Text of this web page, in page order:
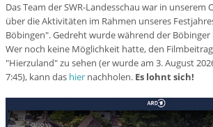
Das Team der SWR-Landesschau war in
über die Aktivitäten im Rahmen unseres
Böbingen". Gedreht wurde während der Böbinger
Wer noch keine Möglichkeit hatte, den
"Hierzuland" zu sehen (er wurde am 3. August
7:45), kann das hier nachholen. Es lohnt sich!